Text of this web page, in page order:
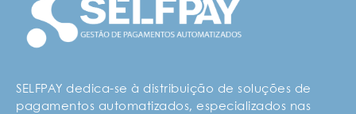
SELFPAY dedica-se à distribuição de soluções de
pagamentos automatizados, especializados nas